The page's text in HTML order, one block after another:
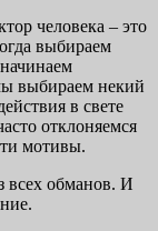
человека – это
выбираем
выбираем некий
в свете
отклоняемся
мотивы.
всех обманов. И